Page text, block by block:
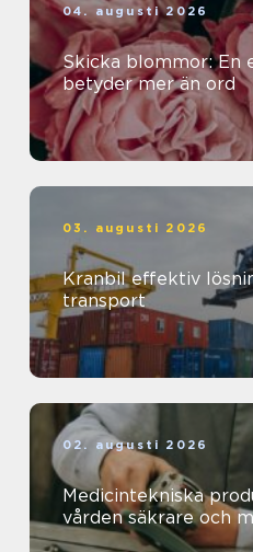
04. augusti 2026
Skicka blommor: En
betyder mer än ord
03. augusti 2026
Kranbil effektiv lösning för lyft och
transport
02. augusti 2026
Medicintekniska
vården säkrare och